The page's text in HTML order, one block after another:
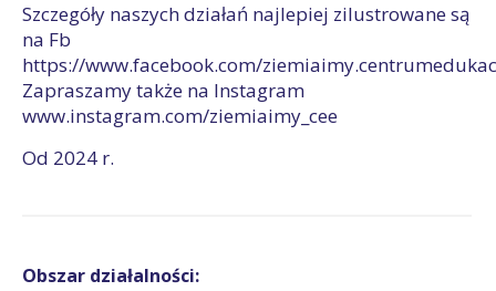
Szczegóły naszych działań najlepiej zilustrowane są
na Fb
https://www.facebook.com/
Zapraszamy także na Instagram
www.instagram.com/ziemiaimy_cee
Od 2024 r.
Obszar działalności: